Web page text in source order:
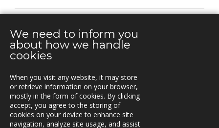
Vuorikatu 14 A
00100 Helsinki
Puh.
+358 40 451 7981
info@triona.fi
We need to inform you
about how we handle
cookies
When you visit any website, it may store
or retrieve information on your browser,
mostly in the form of cookies. By clicking
accept, you agree to the storing of
cookies on your device to enhance site
navigation, analyze site usage, and assist